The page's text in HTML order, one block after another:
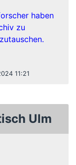
haben
zu
11:21
Ulm